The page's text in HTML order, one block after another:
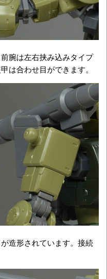
腕は左右挟み込みタイプ
は合わせ目ができます。
造形されています。接続